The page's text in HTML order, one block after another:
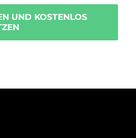
UND KOSTENLOS